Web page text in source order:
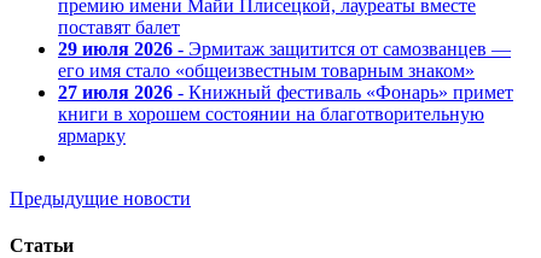
премию имени Майи Плисецкой, лауреаты вместе
поставят балет
29 июля 2026 - Эрмитаж защитится от самозванцев —
его имя стало «общеизвестным товарным знаком»
27 июля 2026 - Книжный фестиваль «Фонарь» примет
книги в хорошем состоянии на благотворительную
ярмарку
Предыдущие новости
Статьи